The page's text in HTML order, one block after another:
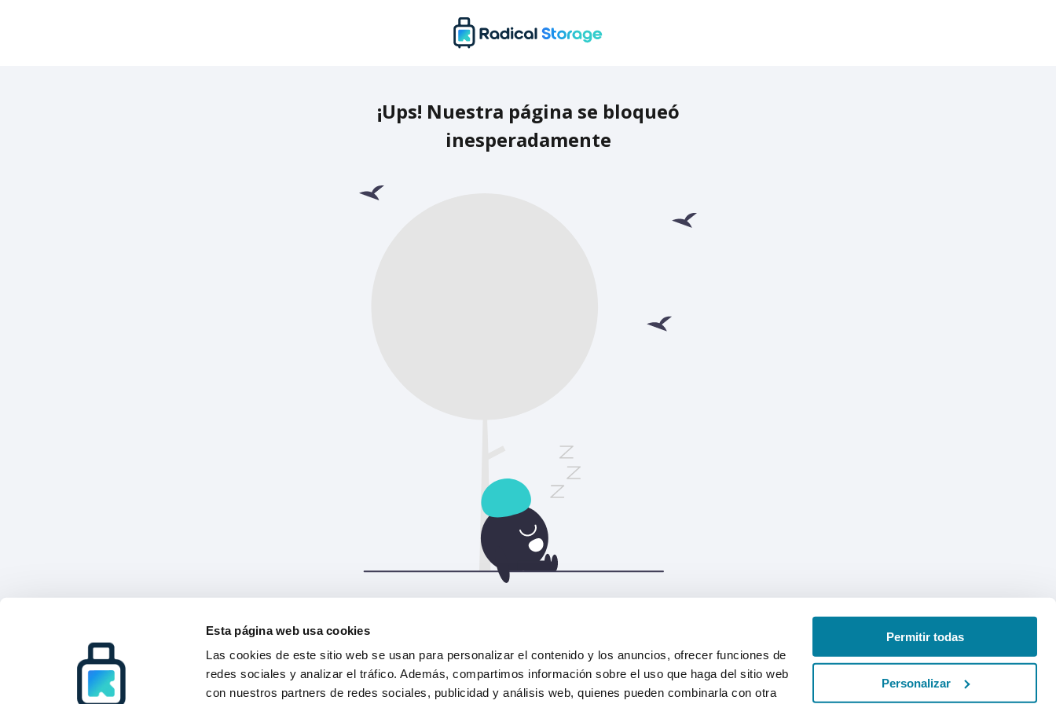
Esta página web usa cookies
Las cookies de este sitio web se usan para personalizar el contenido y los anuncios, ofrecer funciones de
redes sociales y analizar el tráfico. Además, compartimos información sobre el uso que haga del sitio web
con nuestros partners de redes sociales, publicidad y análisis web, quienes pueden combinarla con otra
Permitir todas
Personalizar
¡Ups! Nuestra página se bloqueó
inesperadamente
Actualizar